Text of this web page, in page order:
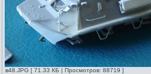
в48.JPG [ 71.33 КБ | Просмотров: 88719 ]